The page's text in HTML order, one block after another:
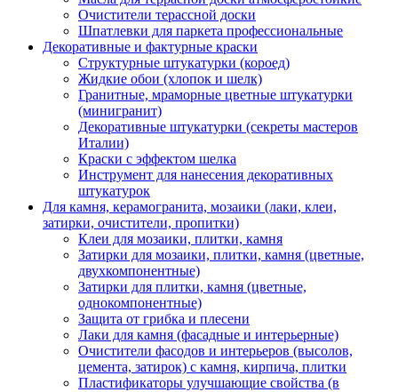
Очистители терассной доски
Шпатлевки для паркета профессиональные
Декоративные и фактурные краски
Структурные штукатурки (короед)
Жидкие обои (хлопок и шелк)
Гранитные, мраморные цветные штукатурки
(минигранит)
Декоративные штукатурки (секреты мастеров
Италии)
Краски с эффектом шелка
Инструмент для нанесения декоративных
штукатурок
Для камня, керамогранита, мозаики (лаки, клеи,
затирки, очистители, пропитки)
Клеи для мозаики, плитки, камня
Затирки для мозаики, плитки, камня (цветные,
двухкомпонентные)
Затирки для плитки, камня (цветные,
однокомпонентные)
Защита от грибка и плесени
Лаки для камня (фасадные и интерьерные)
Очистители фасодов и интерьеров (высолов,
цемента, затирок) с камня, кирпича, плитки
Пластификаторы улучшающие свойства (в